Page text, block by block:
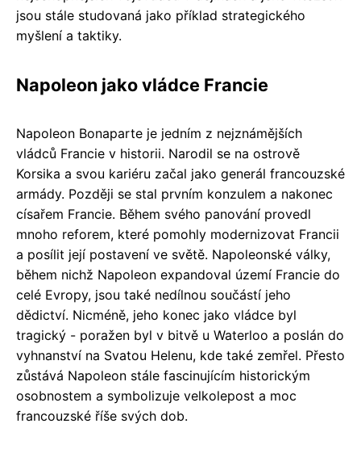
jsou stále studovaná jako příklad strategického
myšlení a taktiky.
Napoleon jako vládce Francie
Napoleon Bonaparte je jedním z nejznámějších
vládců Francie v historii. Narodil se na ostrově
Korsika a svou kariéru začal jako generál francouzské
armády. Později se stal prvním konzulem a nakonec
císařem Francie. Během svého panování provedl
mnoho reforem, které pomohly modernizovat Francii
a posílit její postavení ve světě. Napoleonské války,
během nichž Napoleon expandoval území Francie do
celé Evropy, jsou také nedílnou součástí jeho
dědictví. Nicméně, jeho konec jako vládce byl
tragický - poražen byl v bitvě u Waterloo a poslán do
vyhnanství na Svatou Helenu, kde také zemřel. Přesto
zůstává Napoleon stále fascinujícím historickým
osobnostem a symbolizuje velkolepost a moc
francouzské říše svých dob.